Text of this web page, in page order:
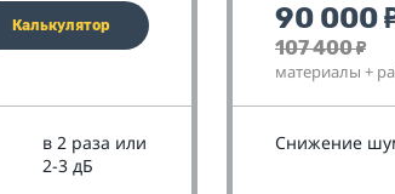
Калькулятор
в 2 раза или
2-3 дБ
90 000
107 400₽
материалы +
Снижение